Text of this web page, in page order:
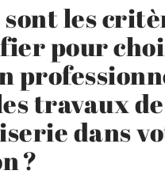
sont les
pour
travaux de
dans
?